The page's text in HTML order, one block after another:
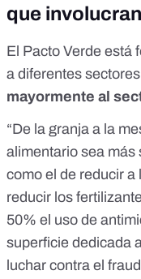
que
El Pacto Verde está
a diferentes
mayormente al
“De la granja a la
alimentario sea
como el de reducir a
reducir los
50% el uso de
superficie dedicada
luchar contra el